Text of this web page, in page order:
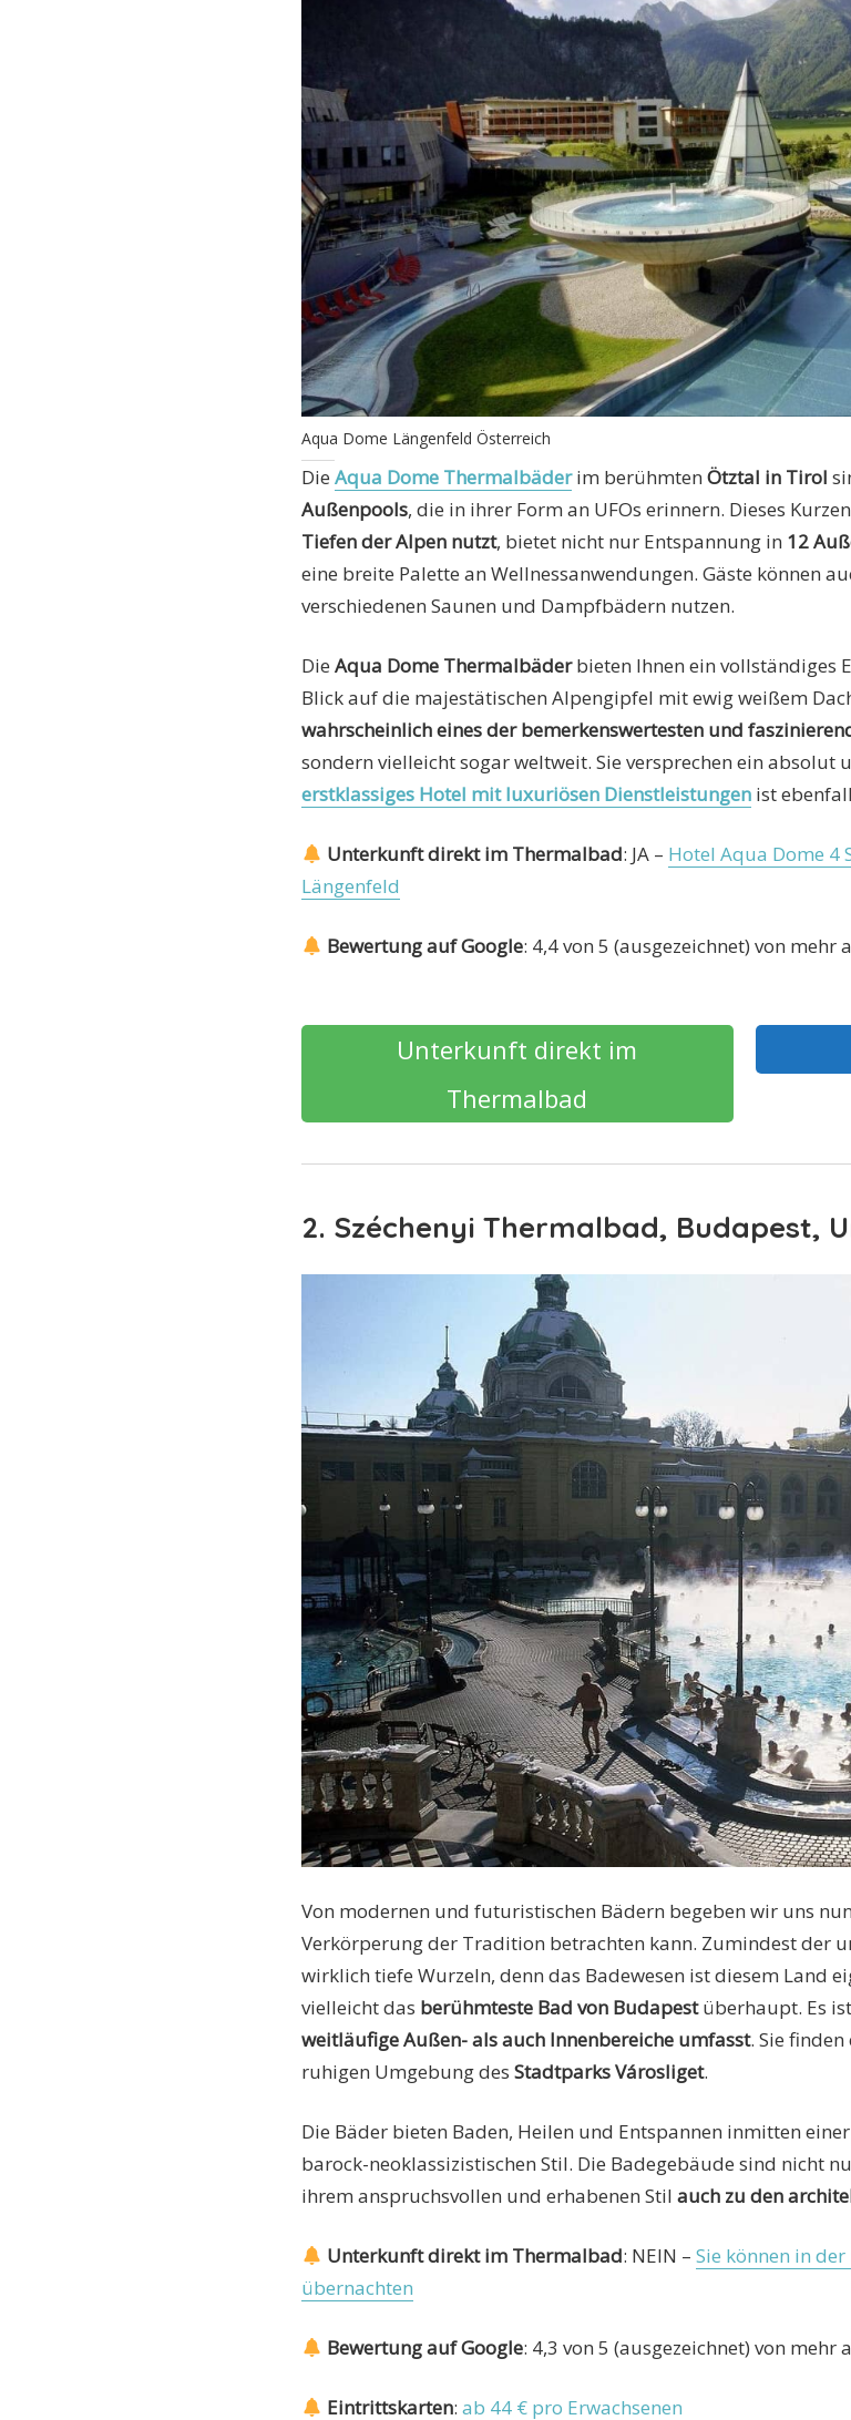
Aqua Dome Längenfeld Österreich
Die Aqua Dome Thermalbäderim berühmten Ötztal in Tirol
Außenpools, die in ihrer Form an UFOs erinnern. Dieses
Tiefen der Alpen nutzt, bietet nicht nur Entspannung in 12
eine breite Palette an Wellnessanwendungen. Gäste können
verschiedenen Saunen und Dampfbädern nutzen.
Die Aqua Dome Thermalbäderbieten Ihnen ein vollständiges
Blick auf die majestätischen Alpengipfel mit ewig weißem
wahrscheinlich eines der bemerkenswertesten und
sondern vielleicht sogar weltweit. Sie versprechen ein absolut
erstklassiges Hotel mit luxuriösen Dienstleistungen ist
Unterkunft direkt im Thermalbad: JA – Hotel Aqua Dome 4
Längenfeld
Bewertung auf Google: 4,4 von 5 (ausgezeichnet) von mehr
Unterkunft direkt im
Thermalbad
2. Széchenyi Thermalbad, Budapest,
Von modernen und futuristischen Bädern begeben wir uns
Verkörperung der Tradition betrachten kann. Zumindest der
wirklich tiefe Wurzeln, denn das Badewesen ist diesem Land
vielleicht das berühmteste Bad von Budapestüberhaupt. Es
weitläufige Außen- als auch Innenbereiche umfasst. Sie
ruhigen Umgebung des Stadtparks Városliget.
Die Bäder bieten Baden, Heilen und Entspannen inmitten
barock-neoklassizistischen Stil. Die Badegebäude sind nicht
ihrem anspruchsvollen und erhabenen Stil auch zu den
Unterkunft direkt im Thermalbad: NEIN –Sie können in
übernachten
Bewertung auf Google: 4,3 von 5 (ausgezeichnet) von mehr
Eintrittskarten:ab 44 € pro Erwachsenen